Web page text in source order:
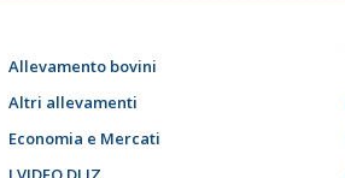
Allevamento bovini
Altri allevamenti
Economia e Mercati